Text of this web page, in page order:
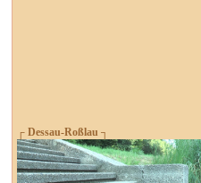
┌ Dessau-Roßlau ┐